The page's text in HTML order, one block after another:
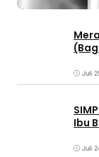
Juli
Ibu
Juli